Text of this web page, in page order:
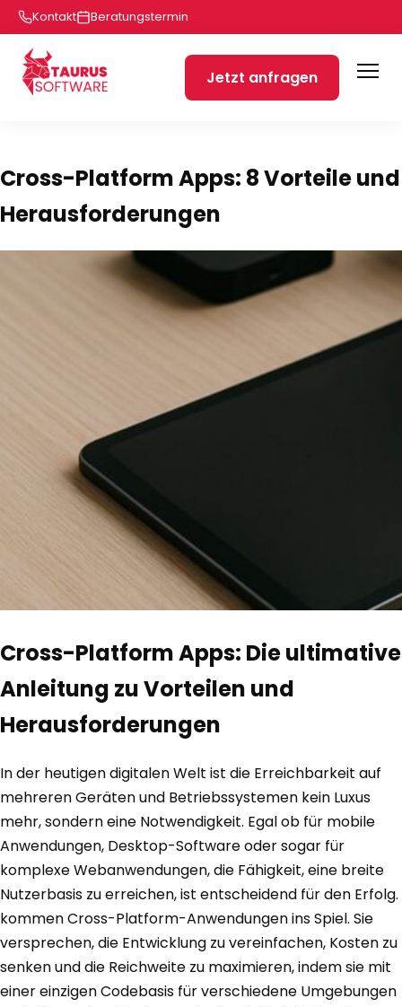
Kontakt Beratungstermin
Jetzt anfragen
Cross-Platform Apps: 8 Vorteile und
Herausforderungen
Cross-Platform Apps: Die ultimative
Anleitung zu Vorteilen und
Herausforderungen
In der heutigen digitalen Welt ist die Erreichbarkeit auf
mehreren Geräten und Betriebssystemen kein Luxus
mehr, sondern eine Notwendigkeit. Egal ob für mobile
Anwendungen, Desktop-Software oder sogar für
komplexe Webanwendungen, die Fähigkeit, eine breite
Nutzerbasis zu erreichen, ist entscheidend für den Erfolg.
kommen Cross-Platform-Anwendungen ins Spiel. Sie
versprechen, die Entwicklung zu vereinfachen, Kosten zu
senken und die Reichweite zu maximieren, indem sie mit
einer einzigen Codebasis für verschiedene Umgebungen